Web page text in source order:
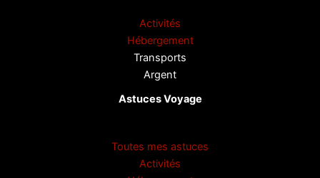
Activités
Hébergement
Transports
Argent
Astuces Voyage
Toutes mes astuces
Activités